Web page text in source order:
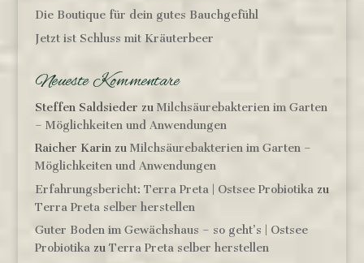
Die Boutique für dein gutes Bauchgefühl
Jetzt ist Schluss mit Kräuterbeer
Neueste Kommentare
Steffen Saldsieder zu Milchsäurebakterien im Garten
– Möglichkeiten und Anwendungen
Raicher Karinzu Milchsäurebakterien im Garten –
Möglichkeiten und Anwendungen
Erfahrungsbericht: Terra Preta | Ostsee Probiotikazu
Terra Preta selber herstellen
Guter Boden im Gewächshaus – so geht’s | Ostsee
Probiotikazu Terra Preta selber herstellen